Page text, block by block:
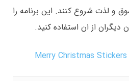
و لذت شروع کنند. این برنامه را
دیگران از ان استفاده کنید.
Merry Christmas